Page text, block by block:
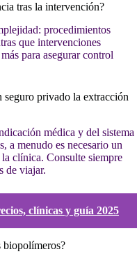
tras la intervención?
procedimientos
que intervenciones
para asegurar control
seguro privado la extracción
médica y del sistema
a menudo es necesario un
clínica. Consulte siempre
de viajar.
clínicas y guía 2025
biopolímeros?